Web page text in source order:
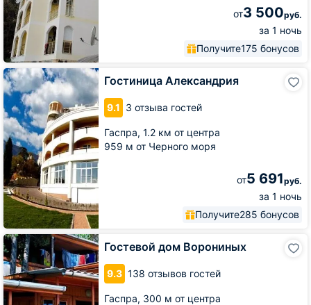
от3 500руб.
за 1 ночь
Получите175 бонусов
Гостиница Александрия
9.1 3 отзыва гостей
Гаспра, 1.2 км от центра
959 м от Черного моря
от5 691руб.
за 1 ночь
Получите285 бонусов
Гостиница
Александрия
Гостевой дом Ворониных
9.3 138 отзывов гостей
Гаспра, 300 м от центра
Гостевой
дом
Ворониных